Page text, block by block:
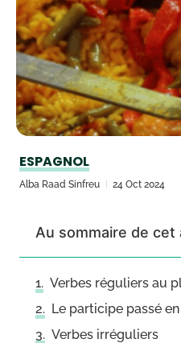
ESPAGNOL
Alba Raad Sinfreu 24 Oct 2024
Au sommaire de
Verbes réguliers au
Le participe passé
Verbes irréguliers